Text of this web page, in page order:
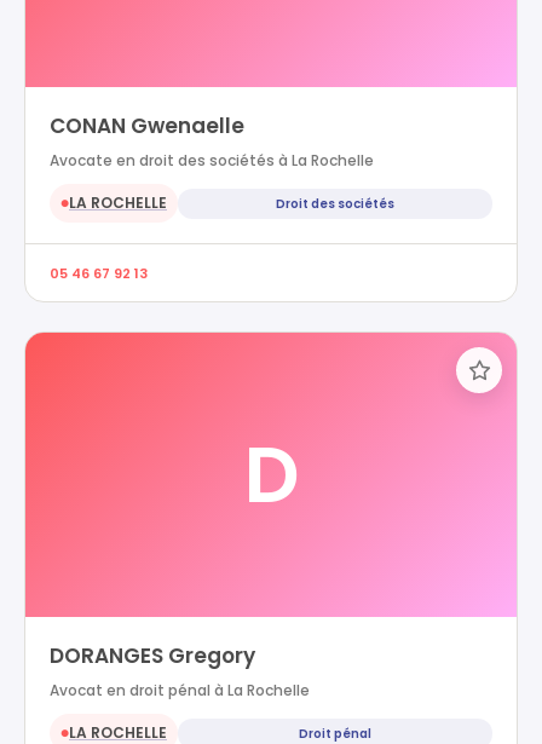
CONAN Gwenaelle
Avocate en droit des sociétés à La Rochelle
●LA ROCHELLE Droit des sociétés
05 46 67 92 13
D
DORANGES Gregory
Avocat en droit pénal à La Rochelle
●LA ROCHELLE Droit pénal